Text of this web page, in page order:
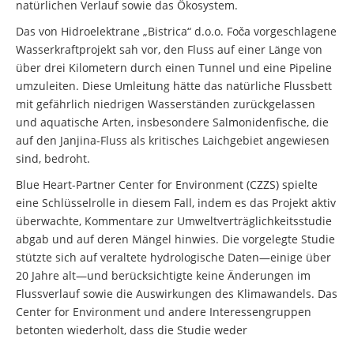
natürlichen Verlauf sowie das Ökosystem.
Das von Hidroelektrane „Bistrica“ d.o.o. Foča vorgeschlagene
Wasserkraftprojekt sah vor, den Fluss auf einer Länge von
über drei Kilometern durch einen Tunnel und eine Pipeline
umzuleiten. Diese Umleitung hätte das natürliche Flussbett
mit gefährlich niedrigen Wasserständen zurückgelassen
und aquatische Arten, insbesondere Salmonidenfische, die
auf den Janjina-Fluss als kritisches Laichgebiet angewiesen
sind, bedroht.
Blue Heart-Partner Center for Environment (CZZS) spielte
eine Schlüsselrolle in diesem Fall, indem es das Projekt aktiv
überwachte, Kommentare zur Umweltverträglichkeitsstudie
abgab und auf deren Mängel hinwies. Die vorgelegte Studie
stützte sich auf veraltete hydrologische Daten—einige über
20 Jahre alt—und berücksichtigte keine Änderungen im
Flussverlauf sowie die Auswirkungen des Klimawandels. Das
Center for Environment und andere Interessengruppen
betonten wiederholt, dass die Studie weder